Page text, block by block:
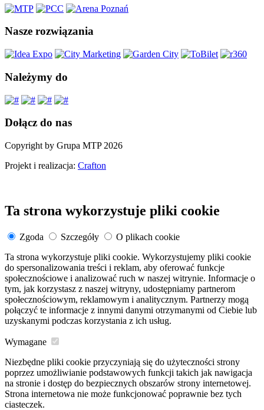
Nasze rozwiązania
Należymy do
Dołącz do nas
Copyright by Grupa MTP 2026
Projekt i realizacja: Crafton
Ta strona wykorzystuje pliki cookie
Zgoda Szczegóły
O plikach cookie
Ta strona wykorzystuje pliki cookie. Wykorzystujemy pliki cookie
do spersonalizowania treści i reklam, aby oferować funkcje
społecznościowe i analizować ruch w naszej witrynie. Informacje o
tym, jak korzystasz z naszej witryny, udostępniamy partnerom
społecznościowym, reklamowym i analitycznym. Partnerzy mogą
połączyć te informacje z innymi danymi otrzymanymi od Ciebie lub
uzyskanymi podczas korzystania z ich usług.
Wymagane
Niezbędne pliki cookie przyczyniają się do użyteczności strony
poprzez umożliwianie podstawowych funkcji takich jak nawigacja
na stronie i dostęp do bezpiecznych obszarów strony internetowej.
Strona internetowa nie może funkcjonować poprawnie bez tych
ciasteczek.